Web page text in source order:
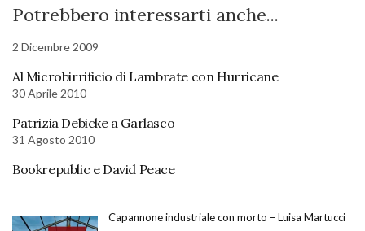
Potrebbero interessarti anche...
2 Dicembre 2009
Al Microbirrificio di Lambrate con Hurricane
30 Aprile 2010
Patrizia Debicke a Garlasco
31 Agosto 2010
Bookrepublic e David Peace
Capannone industriale con morto – Luisa Martucci